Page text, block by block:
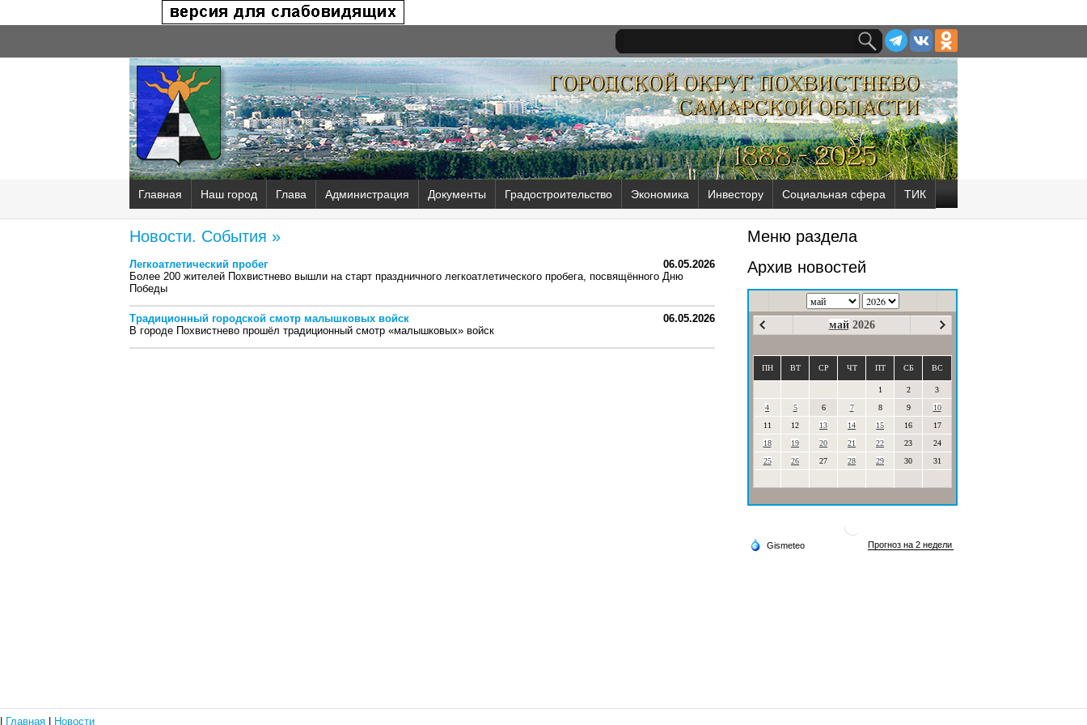
Главная Наш город Глава Администрация Документы Градостроительство Экономика Инвестору Социальная сфера ТИК
Новости. События »
06.05.2026
Легкоатлетический пробег
Более 200 жителей Похвистнево вышли на старт праздничного легкоатлетического пробега, посвящённого Дню
Победы
06.05.2026
Традиционный городской смотр малышковых войск
В городе Похвистнево прошёл традиционный смотр «малышковых» войск
Меню раздела
Архив новостей
май 2026
ПН ВТ СР ЧТ ПТ СБ ВС
1 2
3
4
5 6 7 8 9
10
11
12 13 14 15 16
17
18
19 20 21 22 23
24
25
26 27 28 29 30 31
Главная Новости